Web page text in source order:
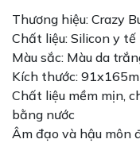
Thương hiệu: Crazy
Chất liệu: Silicon y tế
Màu sắc: Màu da
Kích thước:
Chất liệu mềm mịn,
bằng nước
Âm đạo và hậu môn